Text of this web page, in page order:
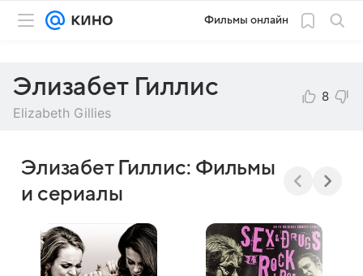
Фильмы онлайн
Элизабет Гиллис
Elizabeth Gillies
8
Элизабет Гиллис: Фильмы
и сериалы